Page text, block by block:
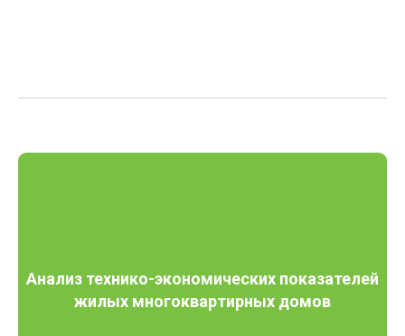
Анализ технико-экономических показателей
жилых многоквартирных домов